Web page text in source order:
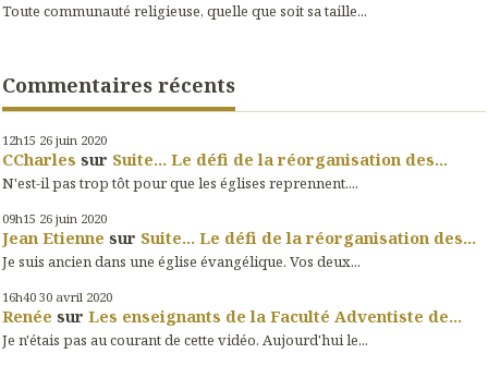
Toute communauté religieuse, quelle que soit sa taille...
Commentaires récents
12h15 26 juin 2020
CCharles sur Suite... Le défi de la réorganisation des...
N'est-il pas trop tôt pour que les églises reprennent....
09h15 26 juin 2020
Jean Etienne sur Suite... Le défi de la réorganisation des...
Je suis ancien dans une église évangélique. Vos deux...
16h40 30 avril 2020
Renée sur Les enseignants de la Faculté Adventiste de...
Je n'étais pas au courant de cette vidéo. Aujourd'hui le...